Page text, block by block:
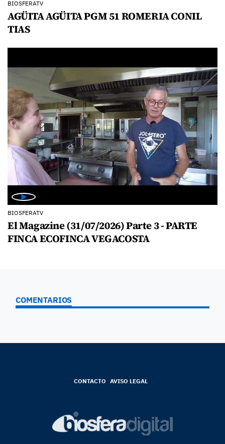
BIOSFERATV
AGÜITA AGÜITA PGM 51 ROMERIA CONIL
TIAS
BIOSFERATV
El Magazine (31/07/2026) Parte 3 - PARTE
FINCA ECOFINCA VEGACOSTA
COMENTARIOS
CONTACTO AVISO LEGAL